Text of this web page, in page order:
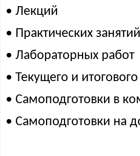
• Лекций
• Практических занятий
• Лабораторных работ
• Текущего и
• Самоподготовки в
• Самоподготовки на